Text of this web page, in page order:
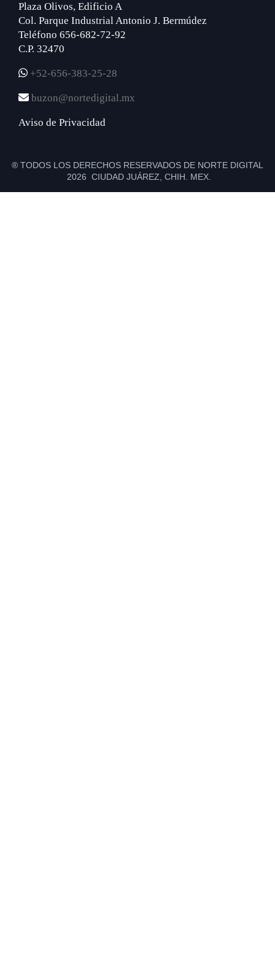
Plaza Olivos, Edificio A
Col. Parque Industrial Antonio J. Bermúdez
Teléfono 656-682-72-92
C.P. 32470
+52-656-383-25-28
buzon@nortedigital.mx
Aviso de Privacidad
® TODOS LOS DERECHOS RESERVADOS DE NORTE DIGITAL
2026 CIUDAD JUÁREZ, CHIH. MEX.